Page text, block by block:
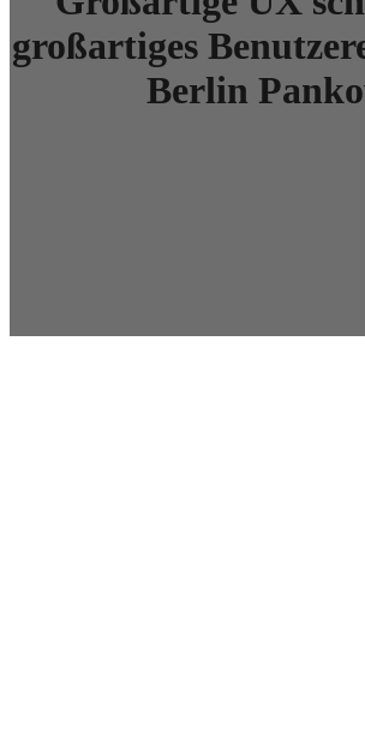
großartiges
Berlin